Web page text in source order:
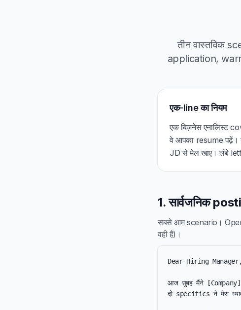
तीन वास्तविक
application,
एक-line का नियम
एक बिज़नेस एनालिस्ट
वे आपका resume पढ़ें।
JD से मेल खाए। लंबे
1. सार्वजनिक
सबसे आम scenario।
वही है)।
Dear Hiring Manager,
आज सुबह मैंने
दो specifics ने मेरा